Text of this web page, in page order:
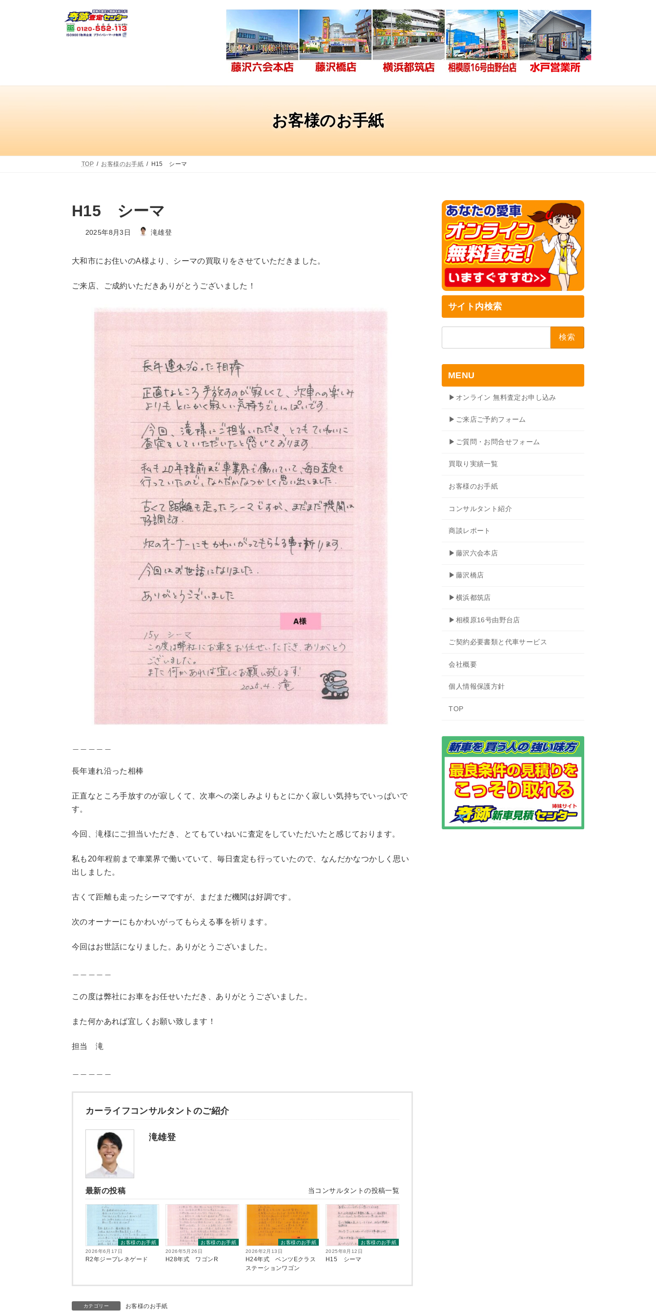
ス
ン
お客様のお手紙
TOP お客様のお手紙 H15 シーマ
H15 シーマ
最
更
新
時
2025年8月3日 滝雄登
大和市にお住いのA様より、シーマの買取りをさせていただきました。
ご来店、ご成約いただきありがとうございました！
長年連れ沿った相棒
正直なところ手放すのが寂しくて、次車への楽しみよりもとにかく寂しい気持ちでいっぱいで
す。
今回、滝様にご担当いただき、とてもていねいに査定をしていただいたと感じております。
私も20年程前まで車業界で働いていて、毎日査定も行っていたので、なんだかなつかしく思い
出しました。
古くて距離も走ったシーマですが、まだまだ機関は好調です。
次のオーナーにもかわいがってもらえる事を祈ります。
今回はお世話になりました。ありがとうございました。
この度は弊社にお車をお任せいただき、ありがとうございました。
また何かあれば宜しくお願い致します！
担当 滝
カーライフコンサルタントのご紹介
滝雄登
最新の投稿 当コンサルタントの投稿一覧
お客様のお手紙
2026年6月17日
R2年ジープレネゲード
お客様のお手紙
2026年5月26日
H28年式 ワゴンR
お客様のお手紙
2026年2月13日
H24年式 ベンツEクラス
ステーションワゴン
お客様のお手紙
2025年8月12日
H15 シーマ
カテゴリー お客様のお手紙
サイト内検索
索:
MENU
▶オンライン 無料査定お申し込み
▶ご来店ご予約フォーム
▶ご質問・お問合せフォーム
買取り実績一覧
お客様のお手紙
コンサルタント紹介
商談レポート
▶藤沢六会本店
▶藤沢橋店
▶横浜都筑店
▶相模原16号由野台店
ご契約必要書類と代車サービス
会社概要
個人情報保護方針
TOP